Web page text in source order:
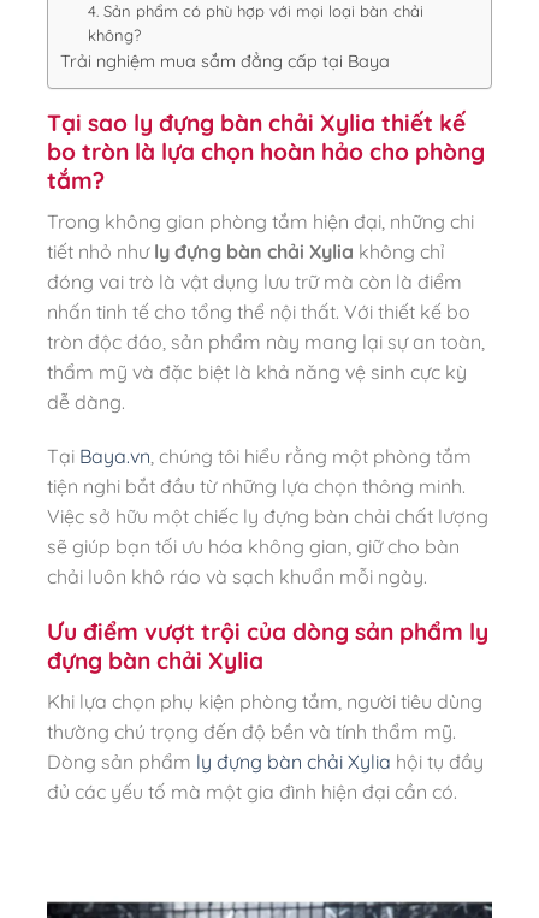
4. Sản phẩm có phù hợp với mọi loại bàn chải
không?
Trải nghiệm mua sắm đẳng cấp tại Baya
Tại sao ly đựng bàn chải Xylia thiết kế
bo tròn là lựa chọn hoàn hảo cho phòng
tắm?
Trong không gian phòng tắm hiện đại, những chi
tiết nhỏ như ly đựng bàn chải Xylia không chỉ
đóng vai trò là vật dụng lưu trữ mà còn là điểm
nhấn tinh tế cho tổng thể nội thất. Với thiết kế bo
tròn độc đáo, sản phẩm này mang lại sự an toàn,
thẩm mỹ và đặc biệt là khả năng vệ sinh cực kỳ
dễ dàng.
Tại Baya.vn, chúng tôi hiểu rằng một phòng tắm
tiện nghi bắt đầu từ những lựa chọn thông minh.
Việc sở hữu một chiếc ly đựng bàn chải chất lượng
sẽ giúp bạn tối ưu hóa không gian, giữ cho bàn
chải luôn khô ráo và sạch khuẩn mỗi ngày.
Ưu điểm vượt trội của dòng sản phẩm ly
đựng bàn chải Xylia
Khi lựa chọn phụ kiện phòng tắm, người tiêu dùng
thường chú trọng đến độ bền và tính thẩm mỹ.
Dòng sản phẩm ly đựng bàn chải Xylia hội tụ đầy
đủ các yếu tố mà một gia đình hiện đại cần có.